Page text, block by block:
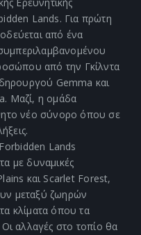
Lands. Για πρώτη
από ένα
από την Γκίλντα
Gemma και
Μαζί, η ομάδα
νέο σύνορο όπου σε
Lands
με δυναμικές
και Scarlet Forest,
μεταξύ ζωηρών
κλίματα όπου τα
αλλαγές στο τοπίο θα